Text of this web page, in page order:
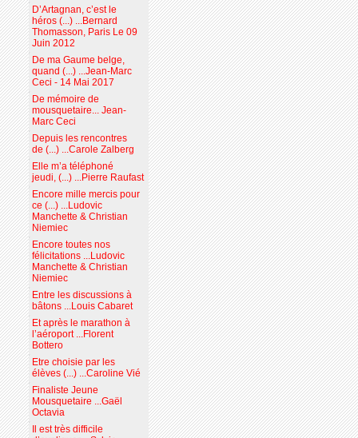
D’Artagnan, c’est le
héros (...) ...Bernard
Thomasson, Paris Le 09
Juin 2012
De ma Gaume belge,
quand (...) ...Jean-Marc
Ceci - 14 Mai 2017
De mémoire de
mousquetaire... Jean-
Marc Ceci
Depuis les rencontres
de (...) ...Carole Zalberg
Elle m’a téléphoné
jeudi, (...) ...Pierre Raufast
Encore mille mercis pour
ce (...) ...Ludovic
Manchette & Christian
Niemiec
Encore toutes nos
félicitations ...Ludovic
Manchette & Christian
Niemiec
Entre les discussions à
bâtons ...Louis Cabaret
Et après le marathon à
l’aéroport ...Florent
Bottero
Etre choisie par les
élèves (...) ...Caroline Vié
Finaliste Jeune
Mousquetaire ...Gaël
Octavia
Il est très difficile